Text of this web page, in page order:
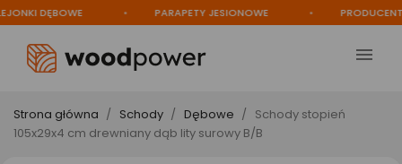
DĘBOWE PARAPETY JESIONOWE PRODUCENT

Strona główna Schody Dębowe
Schody stopień
105x29x4 cm drewniany dąb lity surowy B/B